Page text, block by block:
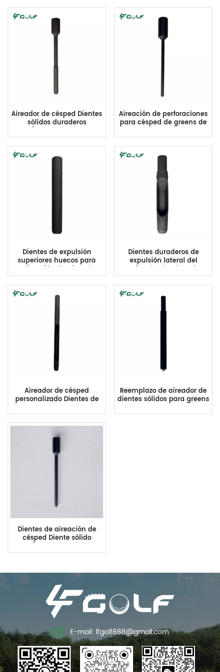
Aireador de césped Dientes
sólidos duraderos
3/4MTx6.5Lx0.4OD
Aireación de perforaciones
para césped de greens de
golf Dientes sólidos
Dientes de expulsión
superiores huecos para
aireación de césped
Dientes duraderos de
expulsión lateral del
aireador de césped
Aireador de césped
personalizado Dientes de
Reemplazo de aireador de
dientes sólidos para greens
Dientes de aireación de
césped Diente sólido
E-mail: lfgolf888@gmail.com